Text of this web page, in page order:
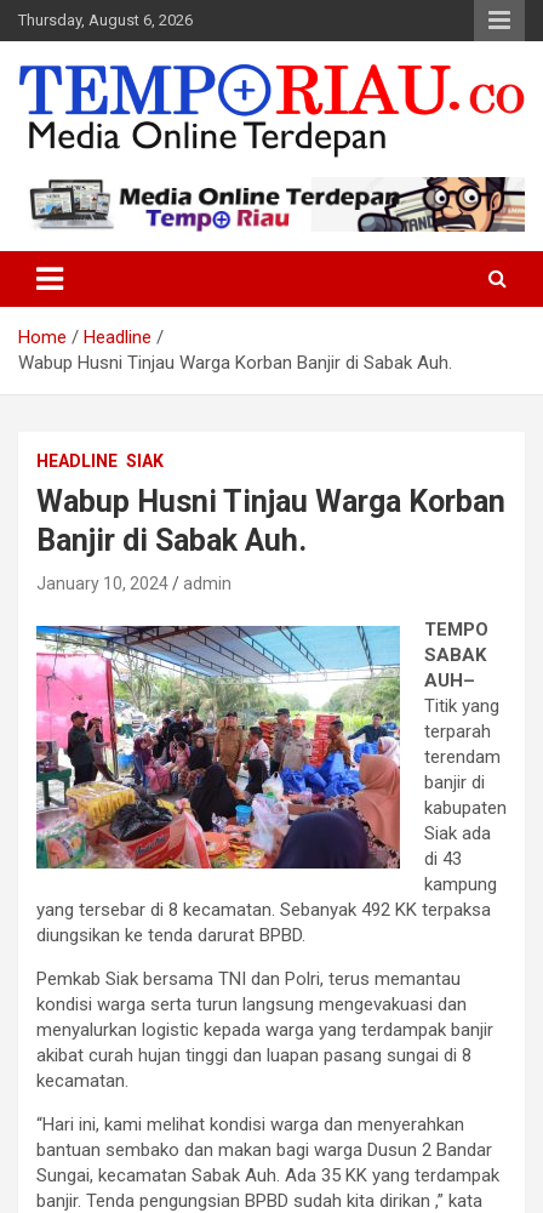
Skip
to
content
Thursday, August 6, 2026
Tempo Riau
Home
Headline
Wabup Husni Tinjau Warga Korban Banjir di Sabak Auh.
HEADLINE SIAK
Wabup Husni Tinjau Warga Korban
Banjir di Sabak Auh.
January 10, 2024 admin
TEMPO
SABAK
AUH–
Titik yang
terparah
terendam
banjir di
kabupaten
Siak ada
di 43
kampung
yang tersebar di 8 kecamatan. Sebanyak 492 KK terpaksa
diungsikan ke tenda darurat BPBD.
Pemkab Siak bersama TNI dan Polri, terus memantau
kondisi warga serta turun langsung mengevakuasi dan
menyalurkan logistic kepada warga yang terdampak banjir
akibat curah hujan tinggi dan luapan pasang sungai di 8
kecamatan.
“Hari ini, kami melihat kondisi warga dan menyerahkan
bantuan sembako dan makan bagi warga Dusun 2 Bandar
Sungai, kecamatan Sabak Auh. Ada 35 KK yang terdampak
banjir. Tenda pengungsian BPBD sudah kita dirikan ,” kata